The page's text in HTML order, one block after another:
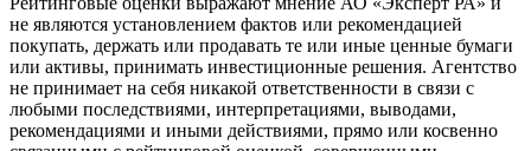
не являются установлением фактов или рекомендацией
покупать, держать или продавать те или иные ценные бумаги
или активы, принимать инвестиционные решения. Агентство
не принимает на себя никакой ответственности в связи с
любыми последствиями, интерпретациями, выводами,
рекомендациями и иными действиями, прямо или косвенно